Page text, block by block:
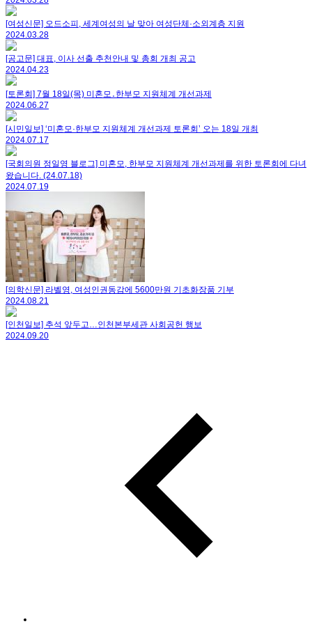
[여성신문] 오드소피, 세계여성의 날 맞아 여성단체·소외계층 지원
2024.03.28
[공고문] 대표, 이사 선출 추천안내 및 총회 개최 공고
2024.04.23
[토론회] 7월 18일(목) 미혼모․한부모 지원체계 개선과제
2024.06.27
[시민일보] ‘미혼모·한부모 지원체계 개선과제 토론회’ 오는 18일 개최
2024.07.17
[국회의원 정일영 블로그] 미혼모, 한부모 지원체계 개선과제를 위한 토론회에 다녀
왔습니다. (24.07.18)
2024.07.19
[의학신문] 라벨영, 여성인권동감에 5600만원 기초화장품 기부
2024.08.21
[인천일보] 추석 앞두고…인천본부세관 사회공헌 행보
2024.09.20